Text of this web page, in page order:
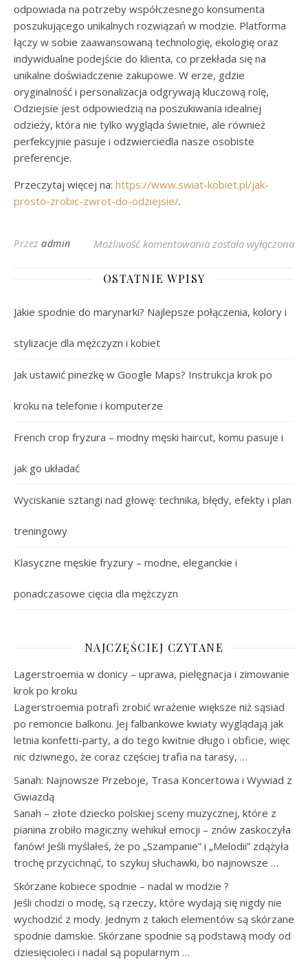
odpowiada na potrzeby współczesnego konsumenta
poszukującego unikalnych rozwiązań w modzie. Platforma
łączy w sobie zaawansowaną technologię, ekologię oraz
indywidualne podejście do klienta, co przekłada się na
unikalne doświadczenie zakupowe. W erze, gdzie
oryginalność i personalizacja odgrywają kluczową rolę,
Odziejsie jest odpowiedzią na poszukiwania idealnej
odzieży, która nie tylko wygląda świetnie, ale również
perfekcyjnie pasuje i odzwierciedla nasze osobiste
preferencje.
Przeczytaj więcej na: https://www.swiat-kobiet.pl/jak-
prosto-zrobic-zwrot-do-odziejsie/.
Przez admin Możliwość komentowania Odziejsie: Nowa Era
została wyłączona
OSTATNIE WPISY
Jakie spodnie do marynarki? Najlepsze połączenia, kolory i
stylizacje dla mężczyzn i kobiet
Jak ustawić pinezkę w Google Maps? Instrukcja krok po
kroku na telefonie i komputerze
French crop fryzura – modny męski haircut, komu pasuje i
jak go układać
Wyciskanie sztangi nad głowę: technika, błędy, efekty i plan
treningowy
Klasyczne męskie fryzury – modne, eleganckie i
ponadczasowe cięcia dla mężczyzn
NAJCZĘŚCIEJ CZYTANE
Lagerstroemia w donicy – uprawa, pielęgnacja i zimowanie
krok po kroku
Lagerstroemia potrafi zrobić wrażenie większe niż sąsiad
po remoncie balkonu. Jej falbankowe kwiaty wyglądają jak
letnia konfetti-party, a do tego kwitnie długo i obficie, więc
nic dziwnego, że coraz częściej trafia na tarasy, …
Sanah: Najnowsze Przeboje, Trasa Koncertowa i Wywiad z
Gwiazdą
Sanah – złote dziecko polskiej sceny muzycznej, które z
pianina zrobiło magiczny wehikuł emocji – znów zaskoczyła
fanów! Jeśli myślałeś, że po „Szampanie” i „Melodii” zdążyła
trochę przycichnąć, to szykuj słuchawki, bo najnowsze …
Skórzane kobiece spodnie – nadal w modzie ?
Jeśli chodzi o modę, są rzeczy, które wydają się nigdy nie
wychodzić z mody. Jednym z takich elementów są skórzane
spodnie damskie. Skórzane spodnie są podstawą mody od
dziesięcioleci i nadal są popularnym …